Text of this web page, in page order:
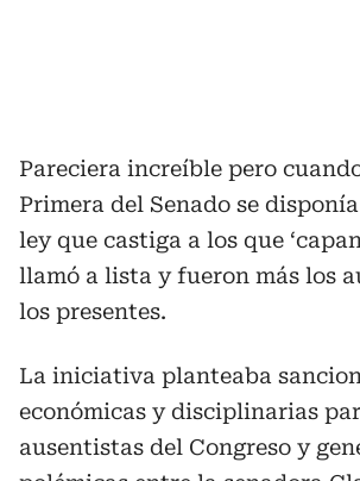
Pareciera increíble pero
Primera del Senado se
ley que castiga a los que
llamó a lista y fueron más los
los presentes.
La iniciativa planteaba
económicas y disciplinarias
ausentistas del Congreso y